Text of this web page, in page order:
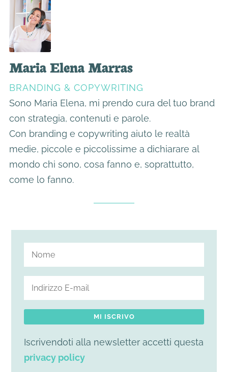
Maria Elena Marras
BRANDING & COPYWRITING
Sono Maria Elena, mi prendo cura del tuo brand
con strategia, contenuti e parole.
Con branding e copywriting aiuto le realtà
medie, piccole e piccolissime a dichiarare al
mondo chi sono, cosa fanno e, soprattutto,
come lo fanno.
MI ISCRIVO
Iscrivendoti alla newsletter accetti questa
privacy policy